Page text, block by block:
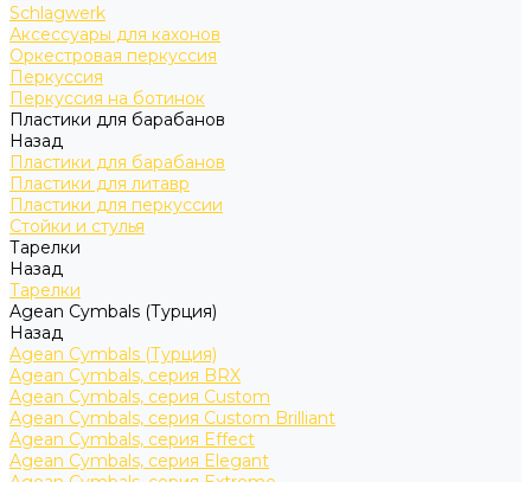
Schlagwerk
Аксессуары для кахонов
Оркестровая перкуссия
Перкуссия
Перкуссия на ботинок
Пластики для барабанов
Назад
Пластики для барабанов
Пластики для литавр
Пластики для перкуссии
Стойки и стулья
Тарелки
Назад
Тарелки
Agean Cymbals (Турция)
Назад
Agean Cymbals (Турция)
Agean Cymbals, серия BRX
Agean Cymbals, серия Custom
Agean Cymbals, серия Custom Brilliant
Agean Cymbals, серия Effect
Agean Cymbals, серия Elegant